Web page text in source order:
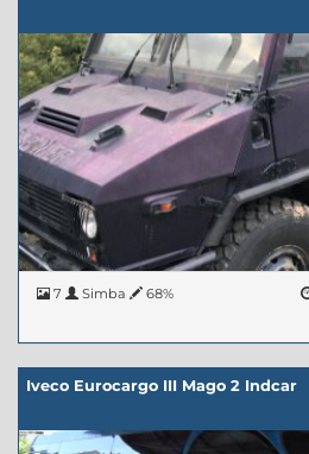
7 Simba 68%
Iveco Eurocargo III Mago 2 Indcar